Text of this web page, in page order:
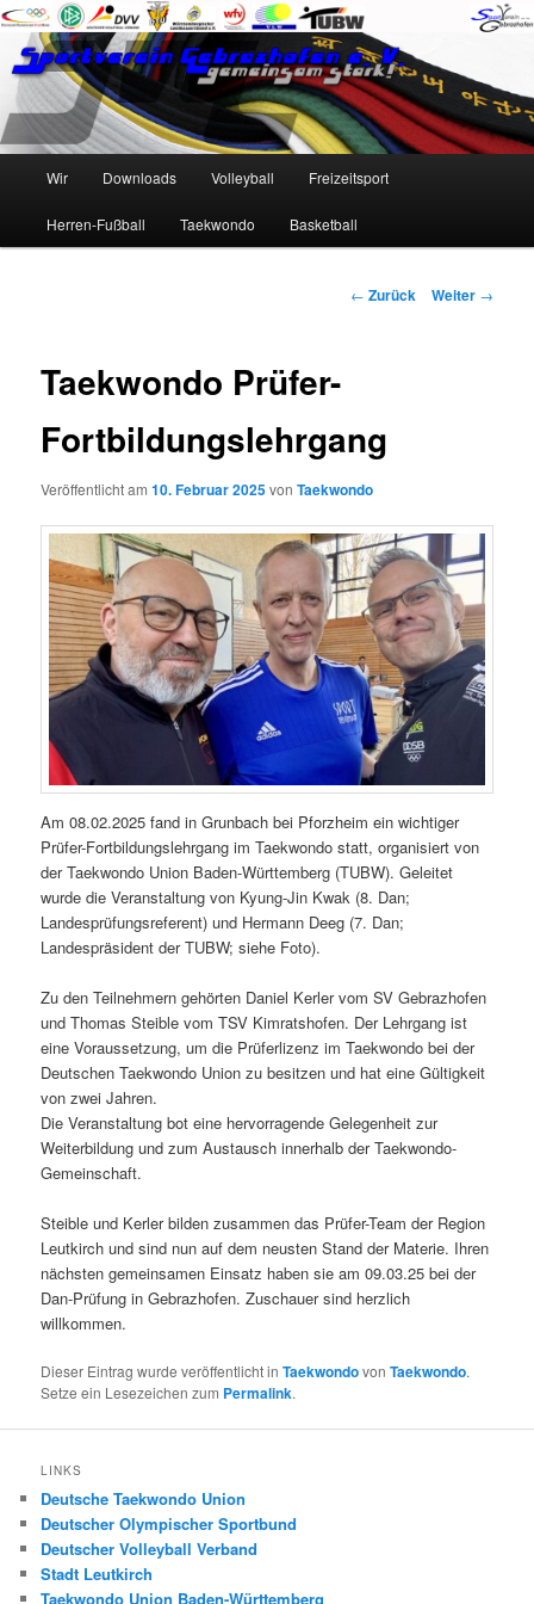
Zum
Inhalt
wechseln
SV Gebrazhofen e.V.
Wir Downloads Volleyball Freizeitsport
Herren-Fußball Taekwondo Basketball
Beitrags-
← Zurück Weiter →
Taekwondo Prüfer-
Fortbildungslehrgang
Veröffentlicht am10. Februar 2025vonTaekwondo
Am 08.02.2025 fand in Grunbach bei Pforzheim ein wichtiger
Prüfer-Fortbildungslehrgang im Taekwondo statt, organisiert von
der Taekwondo Union Baden-Württemberg (TUBW). Geleitet
wurde die Veranstaltung von Kyung-Jin Kwak (8. Dan;
Landesprüfungsreferent) und Hermann Deeg (7. Dan;
Landespräsident der TUBW; siehe Foto).
Zu den Teilnehmern gehörten Daniel Kerler vom SV Gebrazhofen
und Thomas Steible vom TSV Kimratshofen. Der Lehrgang ist
eine Voraussetzung, um die Prüferlizenz im Taekwondo bei der
Deutschen Taekwondo Union zu besitzen und hat eine Gültigkeit
von zwei Jahren.
Die Veranstaltung bot eine hervorragende Gelegenheit zur
Weiterbildung und zum Austausch innerhalb der Taekwondo-
Gemeinschaft.
Steible und Kerler bilden zusammen das Prüfer-Team der Region
Leutkirch und sind nun auf dem neusten Stand der Materie. Ihren
nächsten gemeinsamen Einsatz haben sie am 09.03.25 bei der
Dan-Prüfung in Gebrazhofen. Zuschauer sind herzlich
willkommen.
Dieser Eintrag wurde veröffentlicht inTaekwondovonTaekwondo.
Setze ein Lesezeichen zum Permalink.
LINKS
Deutsche Taekwondo Union
Deutscher Olympischer Sportbund
Deutscher Volleyball Verband
Stadt Leutkirch
Taekwondo Union Baden-Württemberg